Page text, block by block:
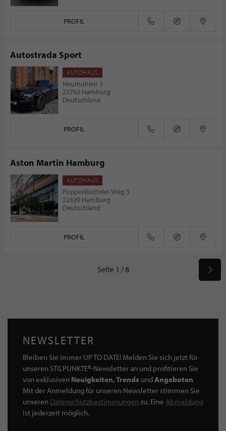
PROFIL
Autostrada Sport
AUTOHAUS
Neumühlen 3
22763 Hamburg
Deutschland
PROFIL
Aston Martin Hamburg
AUTOHAUS
Poppenbütteler Weg 5
22339 Hamburg
Deutschland
PROFIL
Seite 1 / 8
NEWSLETTER
Bleiben Sie immer UP TO DATE! Melden Sie sich jetzt für
unseren STILPUNKTE®-Newsletter an und profitieren Sie
von exklusiven Neuigkeiten, Trends undAngeboten
Mit der Anmeldung für unseren Newsletter stimmen Sie
unseren Datenschutzbestimmungen zu. Eine Abmeldung
ist jederzeit möglich.